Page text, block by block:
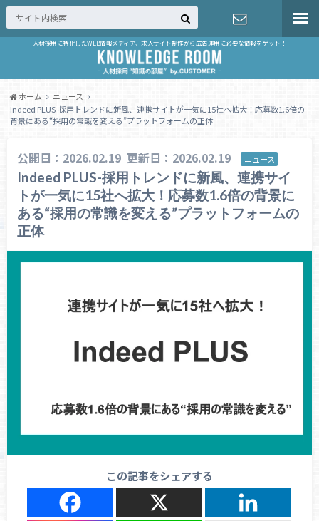
人材採用に特化したWEB情報メディア、求人サイト制作から広告運用に必要な情報をゲット！
お問い合せ
ホーム
ニュース
Indeed PLUS-採用トレンドに新風、連携サイトが一気に15社へ拡大！応募数1.6倍の
背景にある“採用の常識を変える”プラットフォームの正体
公開日：2026.02.19 更新日：2026.02.19 ニュース
Indeed PLUS-採用トレンドに新風、連携サイ
トが一気に15社へ拡大！応募数1.6倍の背景に
ある“採用の常識を変える”プラットフォームの
正体
この記事をシェアする